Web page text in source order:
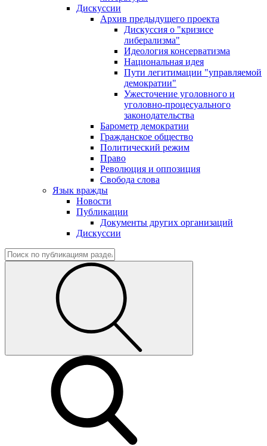
Дискуссии
Архив предыдущего проекта
Дискуссия о "кризисе
либерализма"
Идеология консерватизма
Национальная идея
Пути легитимации "управляемой
демократии"
Ужесточение уголовного и
уголовно-процесуального
законодательства
Барометр демократии
Гражданское общество
Политический режим
Право
Революция и оппозиция
Свобода слова
Язык вражды
Новости
Публикации
Документы других организаций
Дискуссии